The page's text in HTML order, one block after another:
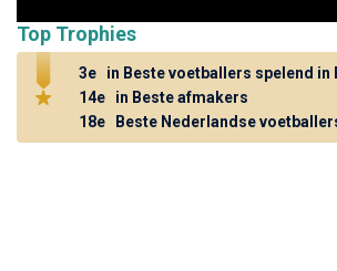
Top Trophies
3e
in Beste voetballers spelend in
14e
in Beste afmakers
18e
Beste Nederlandse